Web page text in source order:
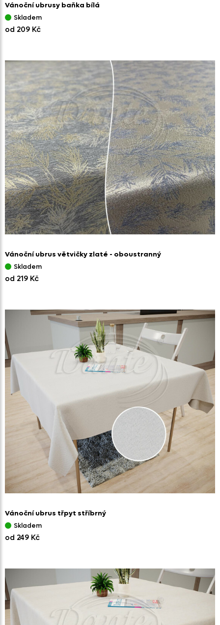
Vánoční ubrusy baňka bílá
Skladem
od 209 Kč
Vánoční ubrus větvičky zlaté - oboustranný
Skladem
od 219 Kč
Vánoční ubrus třpyt stříbrný
Skladem
od 249 Kč